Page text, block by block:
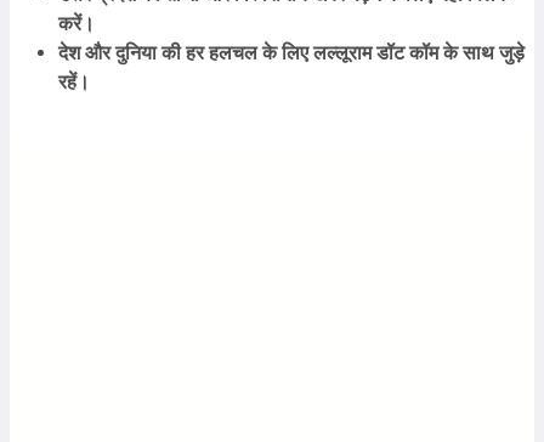
करें।
देश और दुनिया की हर हलचल के लिए लल्लूराम डॉट कॉम के साथ जुड़े
रहें।